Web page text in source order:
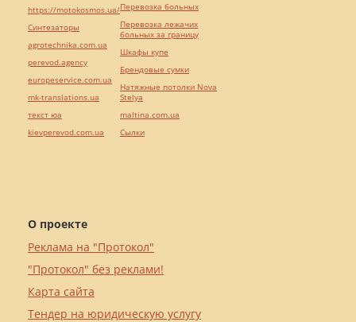
О проекте
Реклама на "Протокол"
"Протокол" без реклами!
Карта сайта
Тендер на юридическую услугу
https://motokosmos.ua/
Синтезаторы
agrotechnika.com.ua
perevod.agency
europeservice.com.ua
mk-translations.ua
текст юа
kievperevod.com.ua
Перевозка больных
Перевозка лежачих
больных за границу
Шкафы купе
Брендовые сумки
Натяжные потолки Nova
Stelya
maltina.com.ua
Cылки